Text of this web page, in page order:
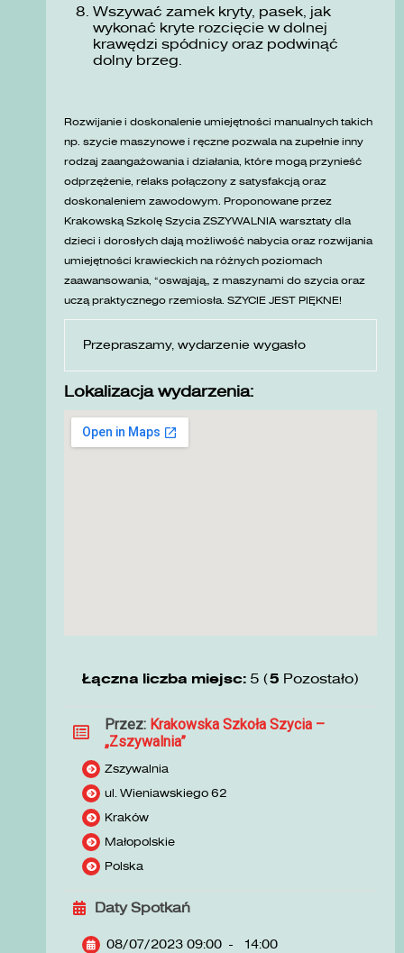
Wszywać zamek kryty, pasek, jak
wykonać kryte rozcięcie w dolnej
krawędzi spódnicy oraz podwinąć
dolny brzeg.
Rozwijanie i doskonalenie umiejętności manualnych takich
np. szycie maszynowe i ręczne pozwala na zupełnie inny
rodzaj zaangażowania i działania, które mogą przynieść
odprzężenie, relaks połączony z satysfakcją oraz
doskonaleniem zawodowym. Proponowane przez
Krakowską Szkolę Szycia ZSZYWALNIA warsztaty dla
dzieci i dorosłych dają możliwość nabycia oraz rozwijania
umiejętności krawieckich na różnych poziomach
zaawansowania, „oswajają” z maszynami do szycia oraz
uczą praktycznego rzemiosła. SZYCIE JEST PIĘKNE!
Przepraszamy, wydarzenie wygasło
Lokalizacja wydarzenia:
Łączna liczba miejsc: 5 (5 Pozostało)
Przez: Krakowska Szkoła Szycia –
„Zszywalnia”
Zszywalnia
ul. Wieniawskiego 62
Kraków
Małopolskie
Polska
Daty Spotkań
08/07/2023 09:00 - 14:00